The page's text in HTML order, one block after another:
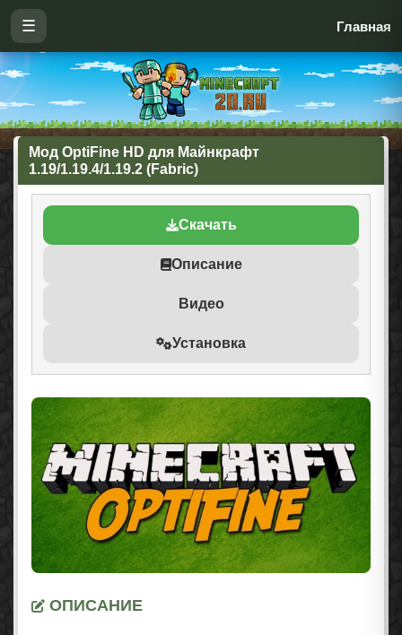
☰ Главная
Мод OptiFine HD для Майнкрафт
1.19/1.19.4/1.19.2 (Fabric)
Скачать
Описание
Видео
Установка
ОПИСАНИЕ